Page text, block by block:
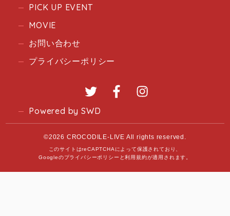
PICK UP EVENT
MOVIE
お問い合わせ
プライバシーポリシー
Twitter Facebook
Powered by SWD
©2026 CROCODILE-LIVE All rights reserved.
このサイトはreCAPTCHAによって保護されており、
Googleのプライバシーポリシー と利用規約が適用されます。